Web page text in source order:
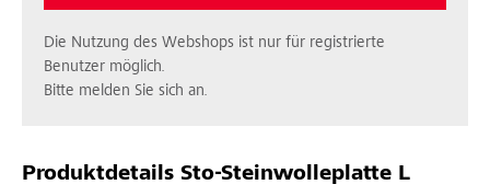
Die Nutzung des Webshops ist nur für registrierte
Benutzer möglich.
Bitte melden Sie sich an.
Produktdetails Sto-Steinwolleplatte L